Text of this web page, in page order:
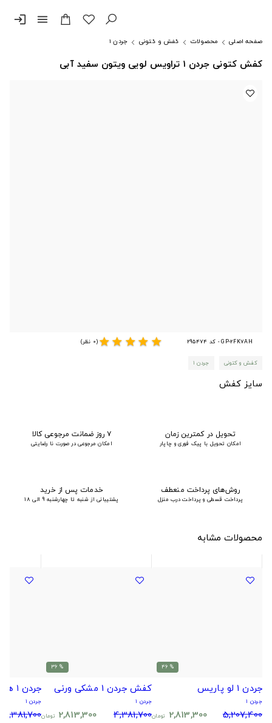
menu
login
صفحه اصلی محصولات کفش و کتونی جردن ۱
کفش کتونی جردن 1 تراویس لویی ویتون سفید آبی
GP-2FK7AH - کد 295474 star
star
star
star
star(0 نظر)
کفش و کتونی جردن ۱
سایز کفش
تحویل در کمترین زمان
امکان تحویل با پیک فوری و چاپار
۷ روز ضمانت مرجوعی کالا
امکان مرجوعی در صورت نا رضایتی
روش‌های پرداخت منعطف
پرداخت قسطی و پرداخت درب منزل
خدمات پس از خرید
پشتیبانی از شنبه تا چهارشنبه 9 الی 18
محصولات مشابه
% 46
جردن 1 لو پاریس
جردن ۱
5,207,400
2,813,300 تومان
% 36
کفش جردن 1 مشکی ورنی
جردن ۱
4,381,700
2,813,300 تومان
جردن ۱ هایپر رویال
جردن ۱
4,381,700